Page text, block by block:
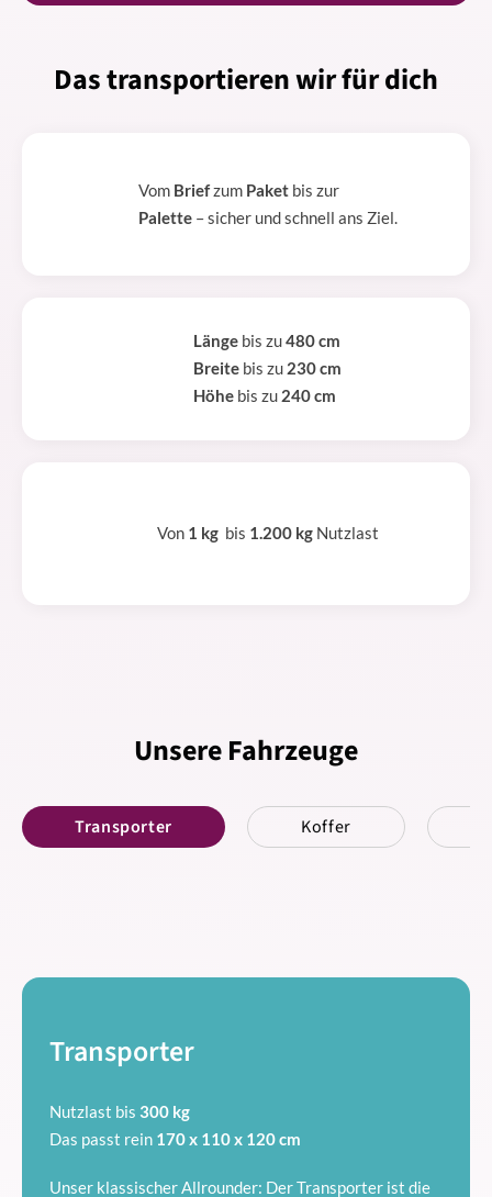
Das transportieren wir für dich
Vom Briefzum Paketbis zur
Palette– sicher und schnell ans Ziel.
Länge bis zu480 cm
Breite bis zu 230 cm
Höhe bis zu 240 cm
Von 1 kgbis 1.200 kgNutzlast
Unsere Fahrzeuge
Transporter Koffer
Transporter
Nutzlast bis 300 kg
Das passt rein 170 x 110 x 120 cm
Unser klassischer Allrounder: Der Transporter ist die